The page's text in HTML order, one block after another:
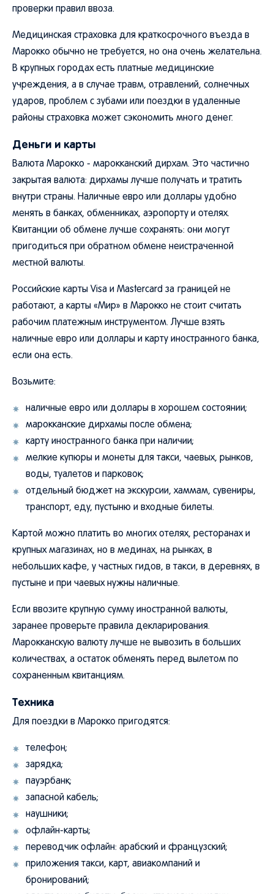
Марокко обычно не требуется, но она очень желательна.
В крупных городах есть платные медицинские
учреждения, а в случае травм, отравлений, солнечных
ударов, проблем с зубами или поездки в удаленные
районы страховка может сэкономить много денег.
Валюта Марокко - марокканский дирхам. Это частично
закрытая валюта: дирхамы лучше получать и тратить
внутри страны. Наличные евро или доллары удобно
менять в банках, обменниках, аэропорту и отелях.
Квитанции об обмене лучше сохранять: они могут
пригодиться при обратном обмене неистраченной
местной валюты.
работают, а карты «Мир» в Марокко не стоит считать
рабочим платежным инструментом. Лучше взять
наличные евро или доллары и карту иностранного банка,
если она есть.
марокканские дирхамы после обмена;
карту иностранного банка при наличии;
мелкие купюры и монеты для такси, чаевых, рынков,
воды, туалетов и парковок;
отдельный бюджет на экскурсии, хаммам, сувениры,
транспорт, еду, пустыню и входные билеты.
крупных магазинах, но в мединах, на рынках, в
небольших кафе, у частных гидов, в такси, в деревнях, в
пустыне и при чаевых нужны наличные.
заранее проверьте правила декларирования.
Марокканскую валюту лучше не вывозить в больших
количествах, а остаток обменять перед вылетом по
сохраненным квитанциям.
зарядка;
пауэрбанк;
запасной кабель;
наушники;
офлайн-карты;
переводчик офлайн: арабский и французский;
приложения такси, карт, авиакомпаний и
бронирований;
электронные билеты, брони, страховка и копии